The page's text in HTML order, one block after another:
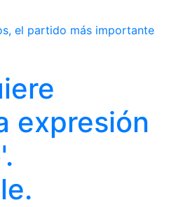
el partido más importante
expresión